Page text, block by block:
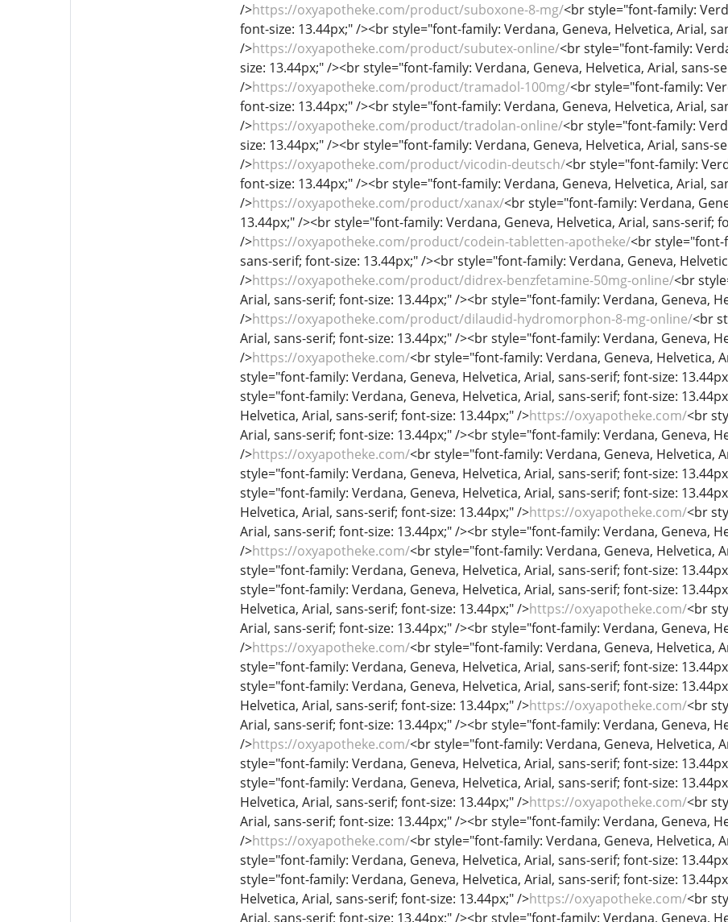
/>https://oxyapotheke.com/product/suboxone-8-mg/<br style="font-family:
font-size: 13.44px;" /><br style="font-family: Verdana, Geneva, Helvetica, Arial,
/>https://oxyapotheke.com/product/subutex-online/<br style="font-family:
size: 13.44px;" /><br style="font-family: Verdana, Geneva, Helvetica, Arial, sans-
/>https://oxyapotheke.com/product/tramadol-100mg/<br style="font-family:
font-size: 13.44px;" /><br style="font-family: Verdana, Geneva, Helvetica, Arial,
/>https://oxyapotheke.com/product/tradolan-online/<br style="font-family:
size: 13.44px;" /><br style="font-family: Verdana, Geneva, Helvetica, Arial, sans-
/>https://oxyapotheke.com/product/vicodin-deutsch/<br style="font-family:
font-size: 13.44px;" /><br style="font-family: Verdana, Geneva, Helvetica, Arial,
/>https://oxyapotheke.com/product/xanax/<br style="font-family: Verdana,
13.44px;" /><br style="font-family: Verdana, Geneva, Helvetica, Arial, sans-serif;
/>https://oxyapotheke.com/product/codein-tabletten-apotheke/<br style="font-
sans-serif; font-size: 13.44px;" /><br style="font-family: Verdana, Geneva,
/>https://oxyapotheke.com/product/didrex-benzfetamine-50mg-online/<br
Arial, sans-serif; font-size: 13.44px;" /><br style="font-family: Verdana, Geneva,
/>https://oxyapotheke.com/product/dilaudid-hydromorphon-8-mg-online/<br
Arial, sans-serif; font-size: 13.44px;" /><br style="font-family: Verdana, Geneva,
/>https://oxyapotheke.com/<br style="font-family: Verdana, Geneva, Helvetica,
style="font-family: Verdana, Geneva, Helvetica, Arial, sans-serif; font-size:
style="font-family: Verdana, Geneva, Helvetica, Arial, sans-serif; font-size:
Helvetica, Arial, sans-serif; font-size: 13.44px;" />https://oxyapotheke.com/<br
Arial, sans-serif; font-size: 13.44px;" /><br style="font-family: Verdana, Geneva,
/>https://oxyapotheke.com/<br style="font-family: Verdana, Geneva, Helvetica,
style="font-family: Verdana, Geneva, Helvetica, Arial, sans-serif; font-size:
style="font-family: Verdana, Geneva, Helvetica, Arial, sans-serif; font-size:
Helvetica, Arial, sans-serif; font-size: 13.44px;" />https://oxyapotheke.com/<br
Arial, sans-serif; font-size: 13.44px;" /><br style="font-family: Verdana, Geneva,
/>https://oxyapotheke.com/<br style="font-family: Verdana, Geneva, Helvetica,
style="font-family: Verdana, Geneva, Helvetica, Arial, sans-serif; font-size:
style="font-family: Verdana, Geneva, Helvetica, Arial, sans-serif; font-size:
Helvetica, Arial, sans-serif; font-size: 13.44px;" />https://oxyapotheke.com/<br
Arial, sans-serif; font-size: 13.44px;" /><br style="font-family: Verdana, Geneva,
/>https://oxyapotheke.com/<br style="font-family: Verdana, Geneva, Helvetica,
style="font-family: Verdana, Geneva, Helvetica, Arial, sans-serif; font-size:
style="font-family: Verdana, Geneva, Helvetica, Arial, sans-serif; font-size:
Helvetica, Arial, sans-serif; font-size: 13.44px;" />https://oxyapotheke.com/<br
Arial, sans-serif; font-size: 13.44px;" /><br style="font-family: Verdana, Geneva,
/>https://oxyapotheke.com/<br style="font-family: Verdana, Geneva, Helvetica,
style="font-family: Verdana, Geneva, Helvetica, Arial, sans-serif; font-size:
style="font-family: Verdana, Geneva, Helvetica, Arial, sans-serif; font-size:
Helvetica, Arial, sans-serif; font-size: 13.44px;" />https://oxyapotheke.com/<br
Arial, sans-serif; font-size: 13.44px;" /><br style="font-family: Verdana, Geneva,
/>https://oxyapotheke.com/<br style="font-family: Verdana, Geneva, Helvetica,
style="font-family: Verdana, Geneva, Helvetica, Arial, sans-serif; font-size:
style="font-family: Verdana, Geneva, Helvetica, Arial, sans-serif; font-size:
Helvetica, Arial, sans-serif; font-size: 13.44px;" />https://oxyapotheke.com/<br
Arial, sans-serif; font-size: 13.44px;" /><br style="font-family: Verdana, Geneva,